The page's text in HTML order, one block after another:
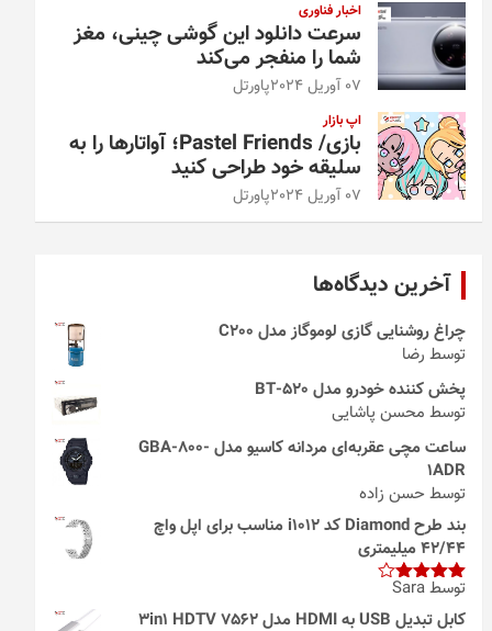
اخبار فناوری
سرعت دانلود این گوشی چینی، مغز
شما را منفجر می‌کند
07 آوریل 2024 پاورتل
اپ بازار
بازی/ Pastel Friends؛ آواتارها را به
سلیقه خود طراحی کنید
07 آوریل 2024 پاورتل
آخرین دیدگاه‌ها
چراغ روشنایی گازی لوموگاز مدل C200
توسط رضا
پخش کننده خودرو مدل 520-BT
توسط محسن پاشایی
ساعت مچی عقربه‌ای مردانه کاسیو مدل GBA-800-
1ADR
توسط حسن زاده
بند طرح Diamond کد i1012 مناسب برای اپل واچ
42/44 میلیمتری
امتیاز4
از 5
توسط Sara
کابل تبدیل USB به HDMI مدل 3in1 HDTV 7562